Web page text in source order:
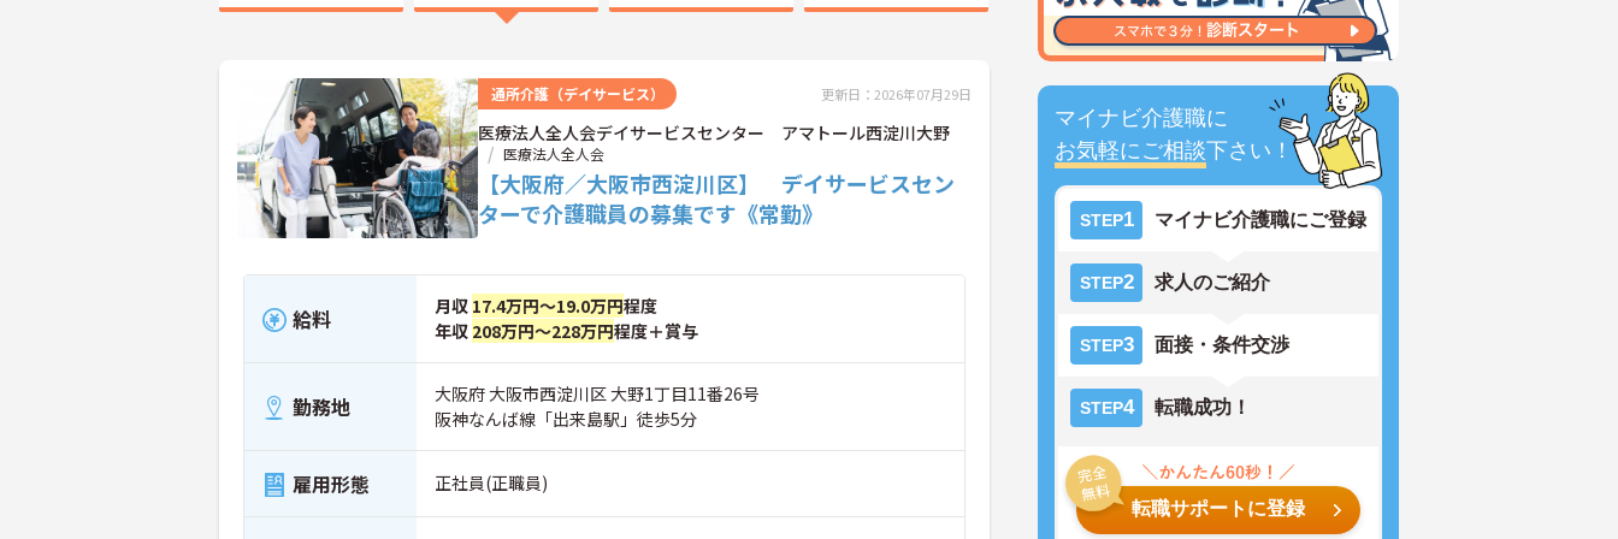
マイナビ介護職に
お気軽にご相談下さい！
STEP1 マイナビ介護職にご登録
STEP2 求人のご紹介
STEP3 面接・条件交渉
STEP4 転職成功！
転職サポートに登録
通所介護（デイサービス） 更新日：2026年07月29日
医療法人全人会デイサービスセンター アマトール西淀川大野
医療法人全人会
【大阪府／大阪市西淀川区】 デイサービスセン
ターで介護職員の募集です《常勤》
給料 月収 17.4万円～19.0万円程度
年収 208万円～228万円程度＋賞与
勤務地
大阪府 大阪市西淀川区 大野1丁目11番26号
阪神なんば線「出来島駅」徒歩5分
雇用形態 正社員(正職員)